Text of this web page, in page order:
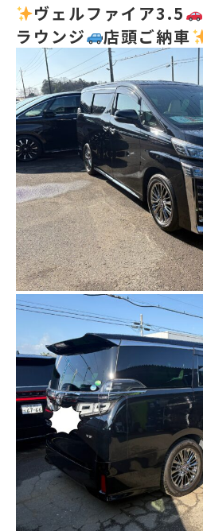
ヴェルファイア3.5
ラウンジ
店頭ご納車